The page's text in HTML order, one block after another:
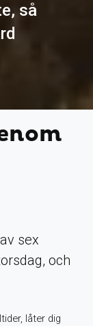
så
sex
och
låter dig